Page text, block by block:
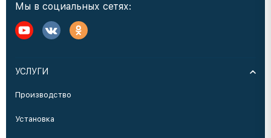
Мы в социальных сетях:
УСЛУГИ
Производство
Установка